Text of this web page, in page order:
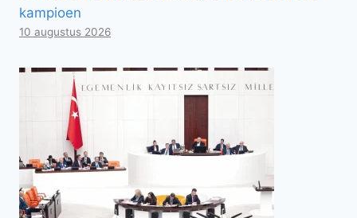
kampioen
10 augustus 2026